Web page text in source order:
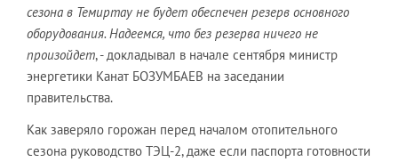
сезона в Темиртау не будет обеспечен резерв основного
оборудования. Надеемся, что без резерва ничего не
произойдет, - докладывал в начале сентября министр
энергетики Канат БОЗУМБАЕВ на заседании
правительства.
Как заверяло горожан перед началом отопительного
сезона руководство ТЭЦ-2, даже если паспорта готовности